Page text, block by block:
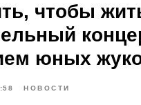
чтобы
юных
НОВОСТИ